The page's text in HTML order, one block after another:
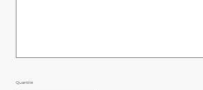
Quantité